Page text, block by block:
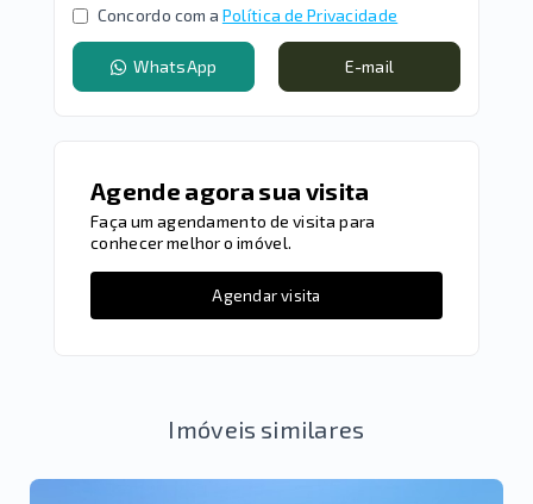
Concordo com a Política de Privacidade
WhatsApp E-mail
Agende agora sua visita
Faça um agendamento de visita para
conhecer melhor o imóvel.
Agendar visita
Imóveis similares